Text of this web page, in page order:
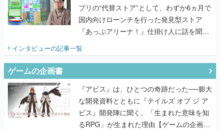
プリの“代替ストア”として、わずか6ヵ月で
国内向けローンチを行った発見型ストア
『あっぷアリーナ！』仕掛け人に話を聞い
てみた
インタビューの記事一覧
ゲームの企画書
『アビス』は、ひとつの奇跡だった──膨大
な開発資料とともに『テイルズ オブ ジ ア
ビス』開発陣に聞く、「生まれた意味を知
るRPG」が生まれた理由【ゲームの企画